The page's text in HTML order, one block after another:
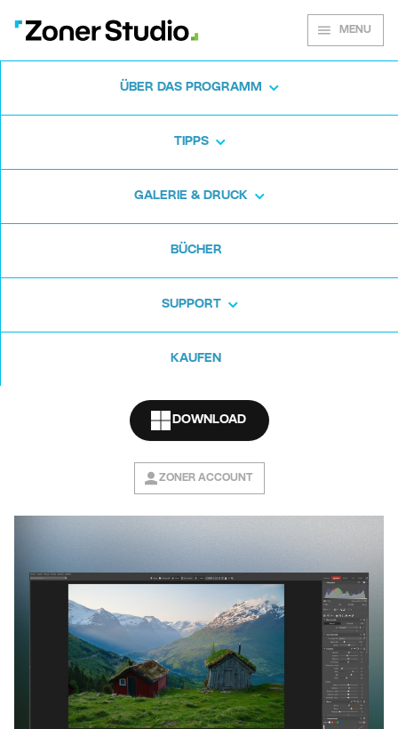
MENU
ÜBER DAS PROGRAMM
TIPPS
GALERIE & DRUCK
BÜCHER
SUPPORT
KAUFEN
DOWNLOAD
ZONER ACCOUNT
Zoner Studio für
Windows